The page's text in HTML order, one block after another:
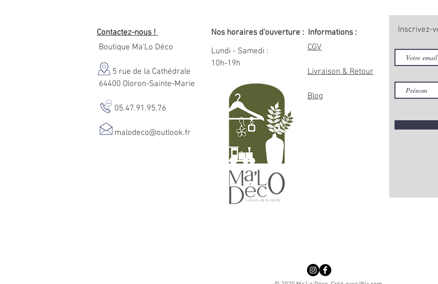
Contactez-nous !
Boutique Ma'Lo Déco
5 rue de la Cathédrale
64400 Oloron-Sainte-Marie
05.47.91.95.76
malodeco@outlook.fr
Nos horaires d'ouverture :
Lundi - Samedi :
10h-19h
Informations :
CGV
Livraison & Retour
Blog
Inscrivez-